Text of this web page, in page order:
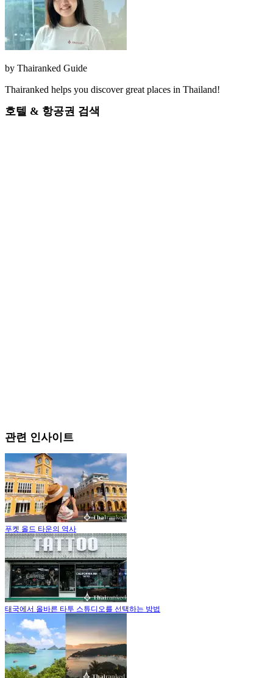
by Thairanked Guide
Thairanked helps you discover great places in Thailand!
호텔 & 항공권 검색
관련 인사이트
푸켓 올드 타운의 역사
태국에서 올바른 타투 스튜디오를 선택하는 방법